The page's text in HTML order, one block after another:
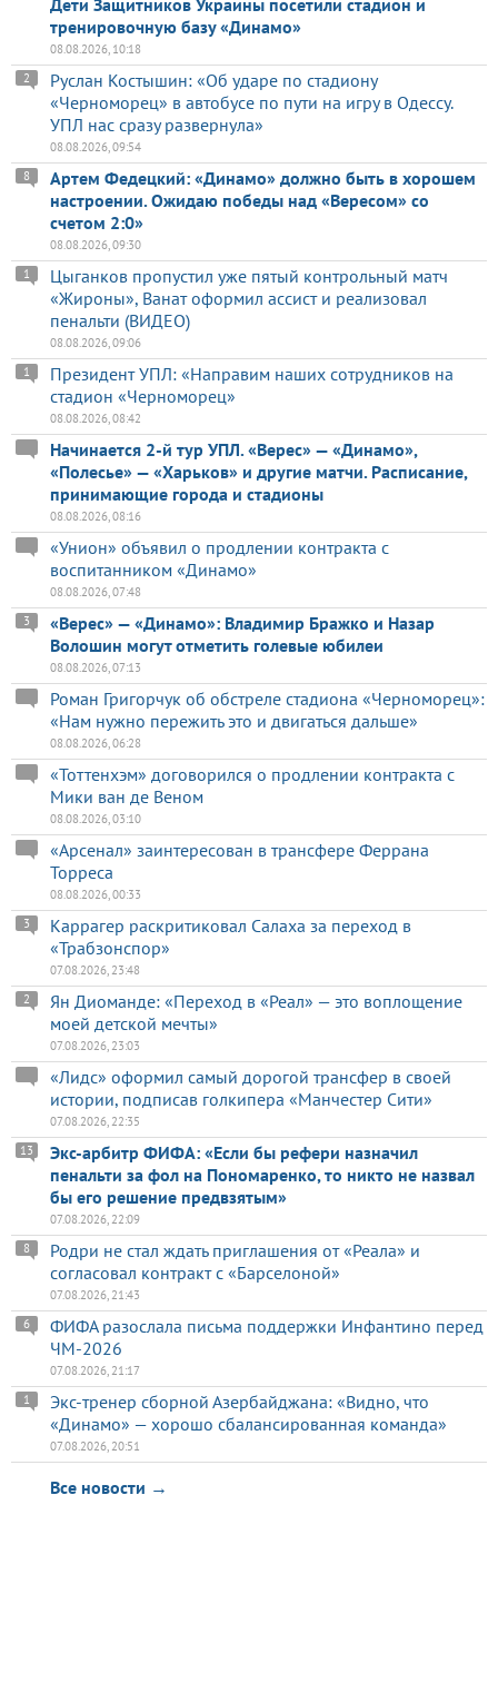
Дети Защитников Украины посетили стадион и
тренировочную базу «Динамо»
08.08.2026, 10:18
Руслан Костышин: «Об ударе по стадиону
«Черноморец» в автобусе по пути на игру в Одессу.
УПЛ нас сразу развернула»
2
08.08.2026, 09:54
Артем Федецкий: «Динамо» должно быть в хорошем
настроении. Ожидаю победы над «Вересом» со
счетом 2:0»
8
08.08.2026, 09:30
Цыганков пропустил уже пятый контрольный матч
«Жироны», Ванат оформил ассист и реализовал
пенальти (ВИДЕО)
1
08.08.2026, 09:06
Президент УПЛ: «Направим наших сотрудников на
стадион «Черноморец»
1
08.08.2026, 08:42
Начинается 2-й тур УПЛ. «Верес» — «Динамо»,
«Полесье» — «Харьков» и другие матчи. Расписание,
принимающие города и стадионы
08.08.2026, 08:16
«Унион» объявил о продлении контракта с
воспитанником «Динамо»
08.08.2026, 07:48
«Верес» — «Динамо»: Владимир Бражко и Назар
Волошин могут отметить голевые юбилеи
3
08.08.2026, 07:13
Роман Григорчук об обстреле стадиона «Черноморец»:
«Нам нужно пережить это и двигаться дальше»
08.08.2026, 06:28
«Тоттенхэм» договорился о продлении контракта с
Мики ван де Веном
08.08.2026, 03:10
«Арсенал» заинтересован в трансфере Феррана
Торреса
08.08.2026, 00:33
Каррагер раскритиковал Салаха за переход в
«Трабзонспор»
3
07.08.2026, 23:48
Ян Диоманде: «Переход в «Реал» — это воплощение
моей детской мечты»
2
07.08.2026, 23:03
«Лидс» оформил самый дорогой трансфер в своей
истории, подписав голкипера «Манчестер Сити»
07.08.2026, 22:35
Экс-арбитр ФИФА: «Если бы рефери назначил
пенальти за фол на Пономаренко, то никто не назвал
бы его решение предвзятым»
13
07.08.2026, 22:09
Родри не стал ждать приглашения от «Реала» и
согласовал контракт с «Барселоной»
8
07.08.2026, 21:43
ФИФА разослала письма поддержки Инфантино перед
ЧМ-2026
6
07.08.2026, 21:17
Экс-тренер сборной Азербайджана: «Видно, что
«Динамо» — хорошо сбалансированная команда»
1
07.08.2026, 20:51
Все новости →